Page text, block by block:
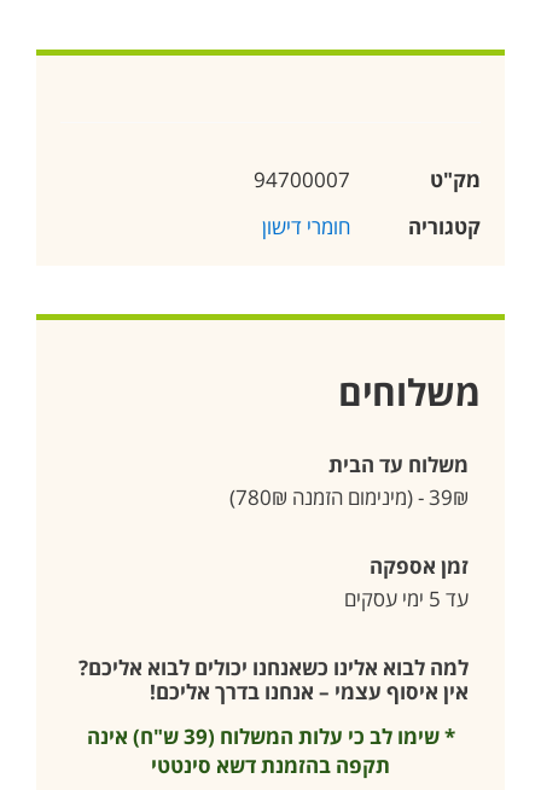
מק"ט
94700007
קטגוריה
חומרי דישון
משלוחים
משלוח עד הבית
39₪ - (מינימום הזמנה 780₪)
זמן אספקה
עד 5 ימי עסקים
למה לבוא אלינו כשאנחנו יכולים לבוא אליכם?
אין איסוף עצמי – אנחנו בדרך אליכם!
* שימו לב כי עלות המשלוח (39 ש"ח) אינה
תקפה בהזמנת דשא סינטטי